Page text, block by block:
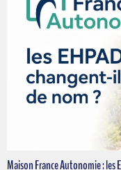
Maison France Autonomie :